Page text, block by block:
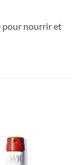
pour nourrir et